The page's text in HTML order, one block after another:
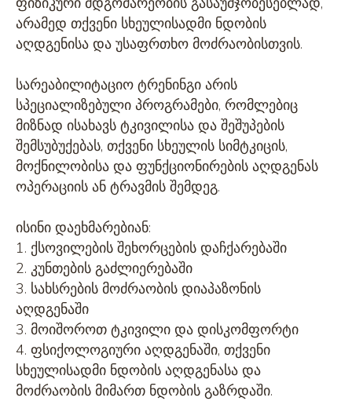
არამედ თქვენი სხეულისადმი ნდობის
აღდგენისა და უსაფრთხო მოძრაობისთვის.
სარეაბილიტაციო ტრენინგი არის
სპეციალიზებული პროგრამები, რომლებიც
მიზნად ისახავს ტკივილისა და შეშუპების
შემსუბუქებას, თქვენი სხეულის სიმტკიცის,
მოქნილობისა და ფუნქციონირების აღდგენას
ოპერაციის ან ტრავმის შემდეგ.
ისინი დაეხმარებიან:
1. ქსოვილების შეხორცების დაჩქარებაში
2. კუნთების გაძლიერებაში
3. სახსრების მოძრაობის დიაპაზონის
აღდგენაში
3. მოიშოროთ ტკივილი და დისკომფორტი
4. ფსიქოლოგიური აღდგენაში, თქვენი
სხეულისადმი ნდობის აღდგენასა და
მოძრაობის მიმართ ნდობის გაზრდაში.